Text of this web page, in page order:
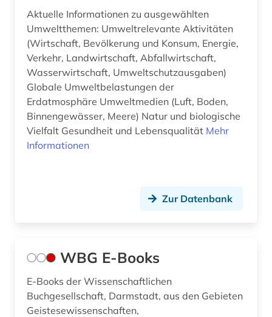
Aktuelle Informationen zu ausgewählten
Umweltthemen: Umweltrelevante Aktivitäten
(Wirtschaft, Bevölkerung und Konsum, Energie,
Verkehr, Landwirtschaft, Abfallwirtschaft,
Wasserwirtschaft, Umweltschutzausgaben)
Globale Umweltbelastungen der
Erdatmosphäre Umweltmedien (Luft, Boden,
Binnengewässer, Meere) Natur und biologische
Vielfalt Gesundheit und Lebensqualität Mehr
Informationen
Zur Datenbank
WBG E-Books
E-Books der Wissenschaftlichen
Buchgesellschaft, Darmstadt, aus den Gebieten
Geistesewissenschaften,